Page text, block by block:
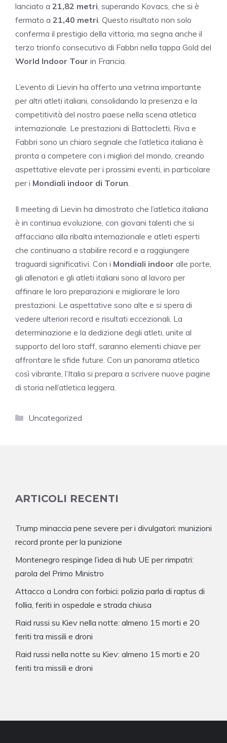
lanciato a 21,82 metri , superando Kovacs, che si è
fermato a 21,40 metri . Questo risultato non solo
conferma il prestigio della vittoria, ma segna anche il
terzo trionfo consecutivo di Fabbri nella tappa Gold del
World Indoor Tour in Francia.
L’evento di Lievin ha offerto una vetrina importante
per altri atleti italiani, consolidando la presenza e la
competitività del nostro paese nella scena atletica
internazionale. Le prestazioni di Battocletti, Riva e
Fabbri sono un chiaro segnale che l’atletica italiana è
pronta a competere con i migliori del mondo, creando
aspettative elevate per i prossimi eventi, in particolare
per i Mondiali indoor di Torun
Il meeting di Lievin ha dimostrato che l’atletica italiana
è in continua evoluzione, con giovani talenti che si
affacciano alla ribalta internazionale e atleti esperti
che continuano a stabilire record e a raggiungere
traguardi significativi. Con i Mondiali indoor alle porte,
gli allenatori e gli atleti italiani sono al lavoro per
affinare le loro preparazioni e migliorare le loro
prestazioni. Le aspettative sono alte e si spera di
vedere ulteriori record e risultati eccezionali. La
determinazione e la dedizione degli atleti, unite al
supporto del loro staff, saranno elementi chiave per
affrontare le sfide future. Con un panorama atletico
così vibrante, l’Italia si prepara a scrivere nuove pagine
di storia nell’atletica leggera.
Categorie
Uncategorized
ARTICOLI RECENTI
Trump minaccia pene severe per i divulgatori: munizioni
record pronte per la punizione
Montenegro respinge l’idea di hub UE per rimpatri:
parola del Primo Ministro
Attacco a Londra con forbici: polizia parla di raptus di
follia, feriti in ospedale e strada chiusa
Raid russi su Kiev nella notte: almeno 15 morti e 20
feriti tra missili e droni
Raid russi nella notte su Kiev: almeno 15 morti e 20
feriti tra missili e droni